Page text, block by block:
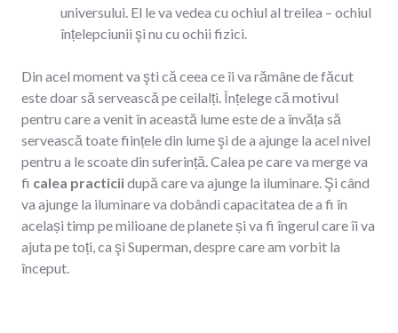
universului. El le va vedea cu ochiul al treilea – ochiul
înțelepciunii şi nu cu ochii fizici.
Din acel moment va şti că ceea ce îi va rămâne de făcut
este doar să servească pe ceilalți. Înțelege că motivul
pentru care a venit în această lume este de a învăța să
servească toate ființele din lume şi de a ajunge la acel nivel
pentru a le scoate din suferință. Calea pe care va merge va
fi calea practiciidupă care va ajunge la iluminare. Şi când
va ajunge la iluminare va dobândi capacitatea de a fi în
același timp pe milioane de planete și va fi îngerul care îi va
ajuta pe toți, ca şi Superman, despre care am vorbit la
început.